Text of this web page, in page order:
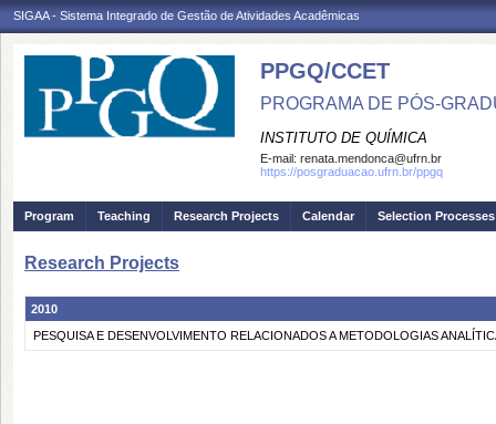
SIGAA - Sistema Integrado de Gestão de Atividades Acadêmicas
PPGQ/CCET
PROGRAMA DE PÓS-
INSTITUTO DE QUÍMICA
E-mail: renata.mendonca@ufrn.br
https://posgraduacao.ufrn.br/ppgq
Program Teaching Research Projects Calendar Selection Processes
Research Projects
2010
PESQUISA E DESENVOLVIMENTO RELACIONADOS A METODOLOGIAS